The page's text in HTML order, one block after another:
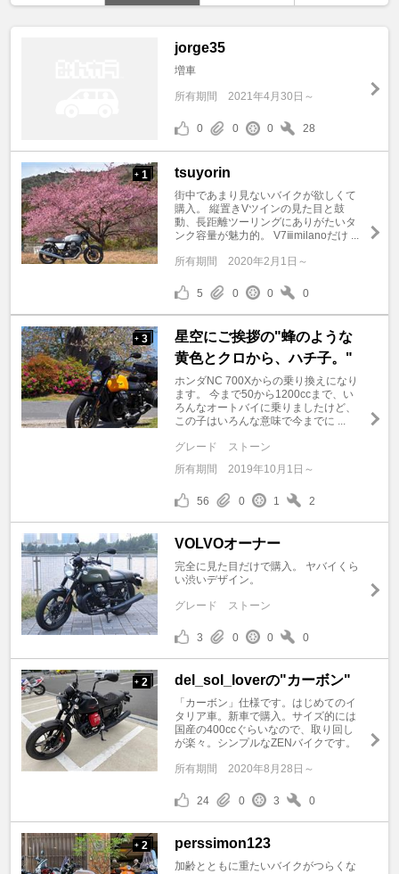
jorge35
増車
所有期間 2021年4月30日～
0 0 0 28
+ 1 tsuyorin
街中であまり見ないバイクが欲しくて
購入。 縦置きVツインの見た目と鼓
動、長距離ツーリングにありがたいタ
ンク容量が魅力的。 V7ⅲmilanoだけ ...
所有期間 2020年2月1日～
5 0 0 0
+ 3
星空にご挨拶の"蜂のような
黄色とクロから、ハチ子。"
ホンダNC 700Xからの乗り換えになり
ます。 今まで50から1200ccまで、い
ろんなオートバイに乗りましたけど、
この子はいろんな意味で今までに ...
グレード
ストーン
所有期間
2019年10月1日～
56 0 1 2
VOLVOオーナー
完全に見た目だけで購入。 ヤバイくら
い渋いデザイン。
グレード ストーン
3 0 0 0
+ 2 del_sol_loverの"カーボン"
「カーボン」仕様です。はじめてのイ
タリア車。新車で購入。サイズ的には
国産の400ccぐらいなので、取り回し
が楽々。シンプルなZENバイクです。
所有期間 2020年8月28日～
24 0 3 0
+ 2 perssimon123
加齢とともに重たいバイクがつらくな